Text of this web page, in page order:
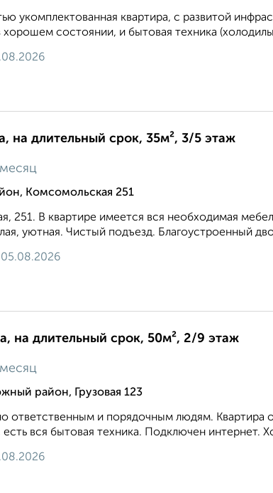
укомплектованная квартира, с развитой
состоянии, и бытовая техника
на длительный срок, 35м², 3/5 этаж
Комсомольская 251
251. В квартире имеется вся необходимая
уютная. Чистый подъезд. Благоустроенный
на длительный срок, 50м², 2/9 этаж
район, Грузовая 123
ответственным и порядочным людям. Квартира
есть вся бытовая техника. Подключен интернет.